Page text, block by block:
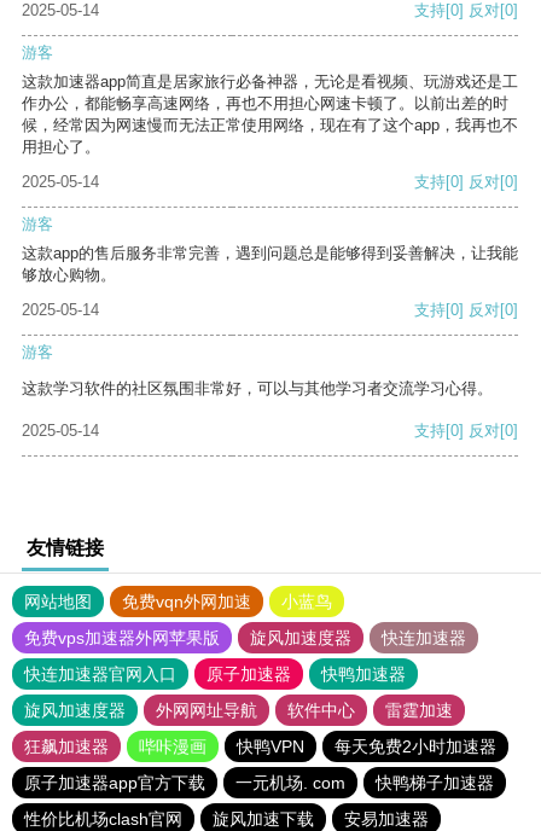
2025-05-14
支持[0] 反对[0]
游客
这款加速器app简直是居家旅行必备神器，无论是看视频、玩游戏还是工
作办公，都能畅享高速网络，再也不用担心网速卡顿了。以前出差的时
候，经常因为网速慢而无法正常使用网络，现在有了这个app，我再也不
用担心了。
2025-05-14
支持[0] 反对[0]
游客
这款app的售后服务非常完善，遇到问题总是能够得到妥善解决，让我能
够放心购物。
2025-05-14
支持[0] 反对[0]
游客
这款学习软件的社区氛围非常好，可以与其他学习者交流学习心得。
2025-05-14 支持[0] 反对[0]
友情链接
网站地图 免费vqn外网加速
小蓝鸟
免费vps加速器外网苹果版
旋风加速度器
快连加速器
快连加速器官网入口
原子加速器
快鸭加速器
旋风加速度器
外网网址导航 软件中心
雷霆加速
狂飙加速器
哔咔漫画 快鸭VPN
每天免费2小时加速器
原子加速器app官方下载
一元机场. com
快鸭梯子加速器
性价比机场clash官网
旋风加速下载 安易加速器